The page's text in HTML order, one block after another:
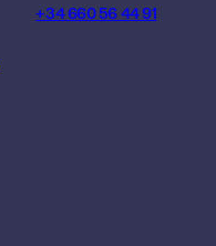
+34 660 56 44 91